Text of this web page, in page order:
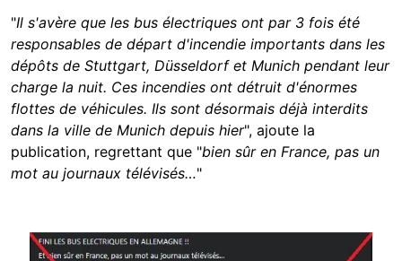
"Il s'avère que les bus électriques ont par 3 fois été
responsables de départ d'incendie importants dans les
dépôts de Stuttgart, Düsseldorf et Munich pendant leur
charge la nuit. Ces incendies ont détruit d'énormes
flottes de véhicules. Ils sont désormais déjà interdits
dans la ville de Munich depuis hier", ajoute la
publication, regrettant que "bien sûr en France, pas un
mot au journaux télévisés…"
Image